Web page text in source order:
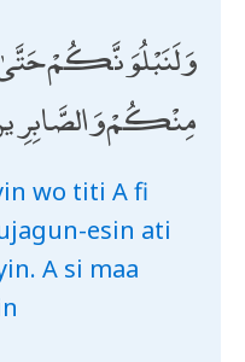
وَلَنَبْلُوَنَّكُمْ حَتَّىٰ
مِنْكُمْ
wo titi A fi
esin ati
A si maa